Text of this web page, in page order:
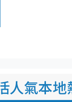
人氣本地